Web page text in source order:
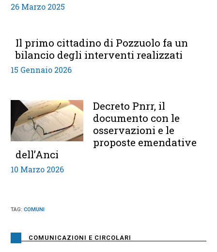
26 Marzo 2025
Il primo cittadino di Pozzuolo fa un
bilancio degli interventi realizzati
15 Gennaio 2026
Decreto Pnrr, il
documento con le
osservazioni e le
proposte emendative
dell’Anci
10 Marzo 2026
TAG:COMUNI
COMUNICAZIONI E CIRCOLARI